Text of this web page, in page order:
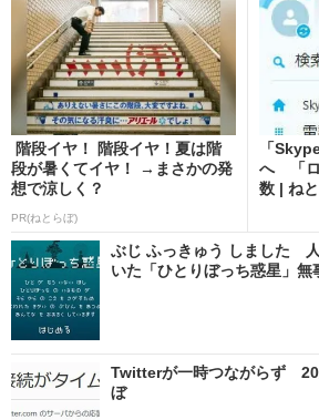
階段イヤ！ 階段イヤ！夏は階
段が暑くてイヤ！ →まさかの発
想で涼しく？
PR(ねとらぼ)
「
へ 「ロ
数 | ね
ぶじ ふっきゅう しました
いた「ひとりぼっち惑星」無
Twitterが一時つながらず 20
ぼ